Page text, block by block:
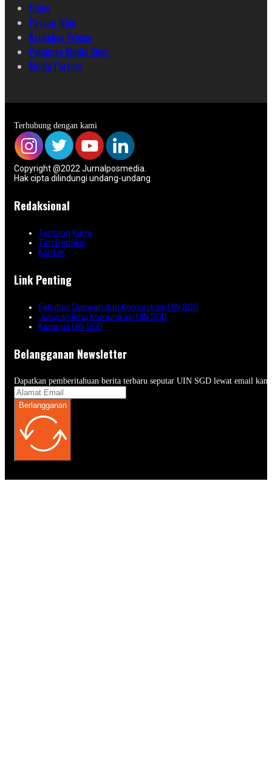
Home
Pasang Iklan
Kebijakan Privasi
Pedoman Media Siber
Media Partner
Terhubung dengan kami
Copyright @2022 Jurnalposmedia.
Hak cipta dilindungi undang-undang
Redaksional
Tentang Kami
Tim Redaksi
Kontak
Link Penting
Fakultas Dakwah dan Komunikasi UIN SGD
Jurusan Ilmu Komunikasi UIN SGD
Kampus UIN SGD
Belangganan Newsletter
Dapatkan pemberitahuan berita terbaru seputar UIN SGD lewat email
Berlangganan